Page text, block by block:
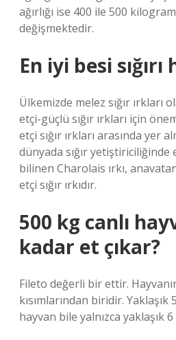
ağırlığı ise 400 ile 500
değişmektedir.
En iyi besi
Ülkemizde melez sığır ırkları
etçi-güçlü sığır ırkları için
etçi sığır ırkları arasında yer
dünyada sığır yetiştiriciliğinde
bilinen Charolais ırkı,
etçi sığır ırkıdır.
500 kg canlı
kadar et çıkar?
Fileto değerli bir ettir.
kısımlarından biridir. Yaklaşık
hayvan bile yalnızca yaklaşık